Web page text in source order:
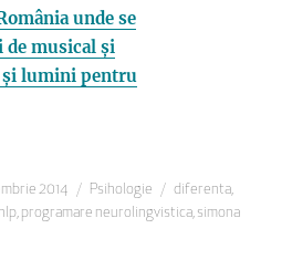
unde se
musical și
lumini pentru
2014 Categorii
Psihologie Etichete
diferenta,
nlp, programare neurolingvistica, simona